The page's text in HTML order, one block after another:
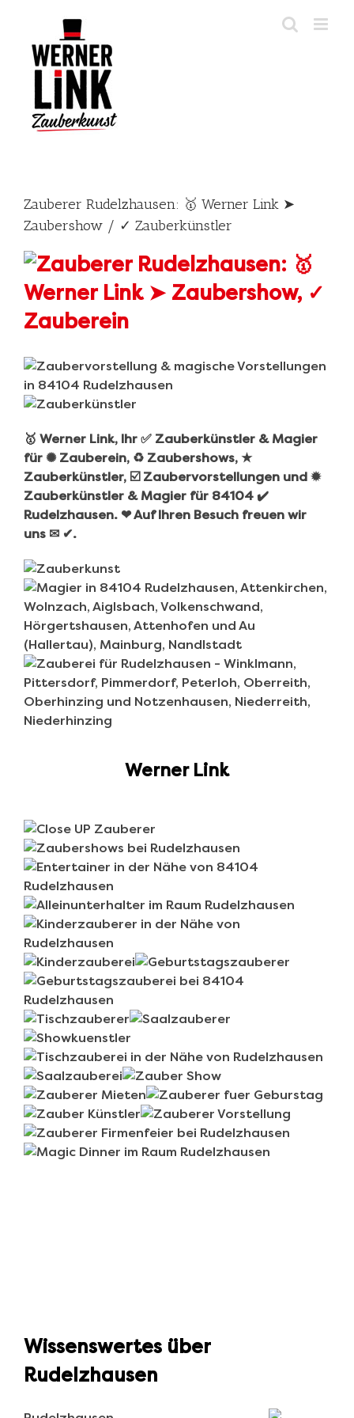
content
Zauberer Rudelzhausen: 🥇 Werner Link ➤
Zaubershow / ✓ Zauberkünstler
🥇 Werner Link, Ihr ✅ Zauberkünstler & Magier
für ✺ Zauberein, ♻ Zaubershows, ★
Zauberkünstler, ☑️ Zaubervorstellungen und ✹
Zauberkünstler & Magier für 84104 ✔️
Rudelzhausen. ❤ Auf Ihren Besuch freuen wir
uns ✉ ✔.
Werner Link
Wissenswertes über
Rudelzhausen